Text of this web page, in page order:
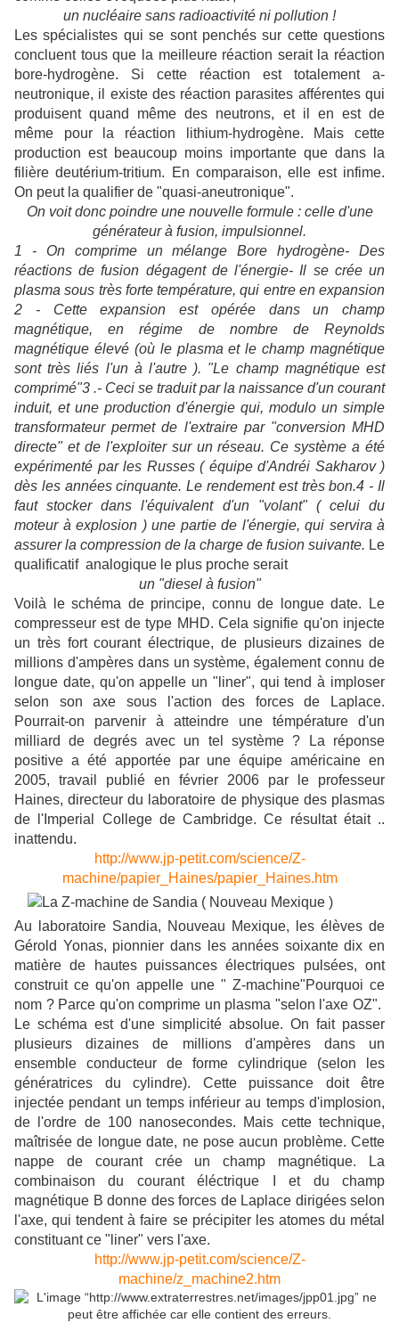
un nucléaire sans radioactivité ni pollution !
Les spécialistes qui se sont penchés sur cette questions
concluent tous que la meilleure réaction serait la réaction
bore-hydrogène. Si cette réaction est totalement a-
neutronique, il existe des réaction parasites afférentes qui
produisent quand même des neutrons, et il en est de
même pour la réaction lithium-hydrogène. Mais cette
production est beaucoup moins importante que dans la
filière deutérium-tritium. En comparaison, elle est infime.
On peut la qualifier de "quasi-aneutronique".
On voit donc poindre une nouvelle formule : celle d'une
générateur à fusion, impulsionnel.
1 - On comprime un mélange Bore hydrogène- Des
réactions de fusion dégagent de l'énergie- Il se crée un
plasma sous très forte température, qui entre en expansion
2 - Cette expansion est opérée dans un champ
magnétique, en régime de nombre de Reynolds
magnétique élevé (où le plasma et le champ magnétique
sont très liés l'un à l'autre ). "Le champ magnétique est
comprimé"3 .- Ceci se traduit par la naissance d'un courant
induit, et une production d'énergie qui, modulo un simple
transformateur permet de l'extraire par "conversion MHD
directe" et de l'exploiter sur un réseau. Ce système a été
expérimenté par les Russes ( équipe d'Andréi Sakharov )
dès les années cinquante. Le rendement est très bon.4 - Il
faut stocker dans l'équivalent d'un "volant" ( celui du
moteur à explosion ) une partie de l'énergie, qui servira à
assurer la compression de la charge de fusion suivante. Le
qualificatif analogique le plus proche serait
un "diesel à fusion"
Voilà le schéma de principe, connu de longue date. Le
compresseur est de type MHD. Cela signifie qu'on injecte
un très fort courant électrique, de plusieurs dizaines de
millions d'ampères dans un système, également connu de
longue date, qu'on appelle un "liner", qui tend à imploser
selon son axe sous l'action des forces de Laplace.
Pourrait-on parvenir à atteindre une témpérature d'un
milliard de degrés avec un tel système ? La réponse
positive a été apportée par une équipe américaine en
2005, travail publié en février 2006 par le professeur
Haines, directeur du laboratoire de physique des plasmas
de l'Imperial College de Cambridge. Ce résultat était ..
inattendu.
http://www.jp-petit.com/science/Z-
machine/papier_Haines/papier_Haines.htm
Au laboratoire Sandia, Nouveau Mexique, les élèves de
Gérold Yonas, pionnier dans les années soixante dix en
matière de hautes puissances électriques pulsées, ont
construit ce qu'on appelle une " Z-machine"Pourquoi ce
nom ? Parce qu'on comprime un plasma "selon l'axe OZ".
Le schéma est d'une simplicité absolue. On fait passer
plusieurs dizaines de millions d'ampères dans un
ensemble conducteur de forme cylindrique (selon les
génératrices du cylindre). Cette puissance doit être
injectée pendant un temps inférieur au temps d'implosion,
de l'ordre de 100 nanosecondes. Mais cette technique,
maîtrisée de longue date, ne pose aucun problème. Cette
nappe de courant crée un champ magnétique. La
combinaison du courant éléctrique I et du champ
magnétique B donne des forces de Laplace dirigées selon
l'axe, qui tendent à faire se précipiter les atomes du métal
constituant ce "liner" vers l'axe.
http://www.jp-petit.com/science/Z-
machine/z_machine2.htm